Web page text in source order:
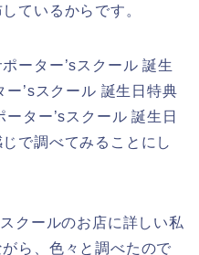
ているからです。
ーター’sスクール 誕生
’sスクール 誕生日特典
ター’sスクール 誕生日
で調べてみることにし
クールのお店に詳しい私
ら、色々と調べたので